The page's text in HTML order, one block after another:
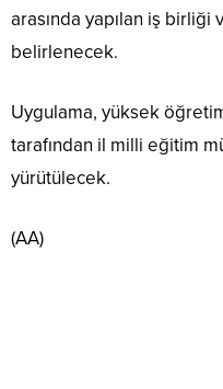
arasında yapılan iş
belirlenecek.
Uygulama, yüksek
tarafından il milli eğitim
yürütülecek.
(AA)